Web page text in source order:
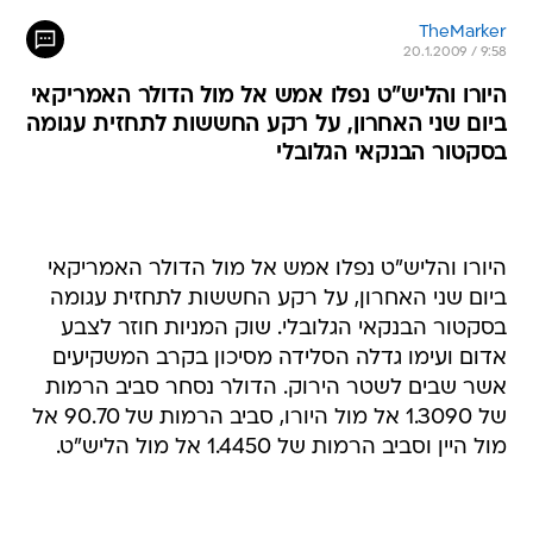
TheMarker
20.1.2009 / 9:58
היורו והליש"ט נפלו אמש אל מול הדולר האמריקאי
ביום שני האחרון, על רקע החששות לתחזית עגומה
בסקטור הבנקאי הגלובלי
היורו והליש"ט נפלו אמש אל מול הדולר האמריקאי
ביום שני האחרון, על רקע החששות לתחזית עגומה
בסקטור הבנקאי הגלובלי. שוק המניות חוזר לצבע
אדום ועימו גדלה הסלידה מסיכון בקרב המשקיעים
אשר שבים לשטר הירוק. הדולר נסחר סביב הרמות
של 1.3090 אל מול היורו, סביב הרמות של 90.70 אל
מול היין וסביב הרמות של 1.4450 אל מול הליש"ט.